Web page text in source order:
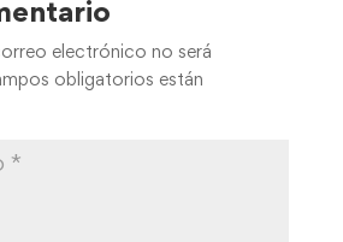
electrónico no será
obligatorios están